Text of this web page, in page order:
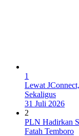
1
Lewat
Sekaligus
31 Juli 2026
2
PLN Hadirkan
Fatah Temboro